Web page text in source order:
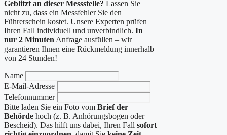
Geblitzt an dieser Messstelle? Lassen Sie
nicht zu, dass ein Messfehler Sie den
Führerschein kostet. Unsere Experten prüfen
Ihren Fall individuell und unverbindlich. In
nur 2 Minuten Anfrage ausfüllen – wir
garantieren Ihnen eine Rückmeldung innerhalb
von 24 Stunden!
Name
E-Mail-Adresse
Telefonnummer
Bitte laden Sie ein Foto vom Brief der
Behörde hoch (z. B. Anhörungsbogen oder
Bescheid). Das hilft uns dabei, Ihren Fall sofort